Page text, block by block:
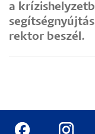
a
rektor beszél.